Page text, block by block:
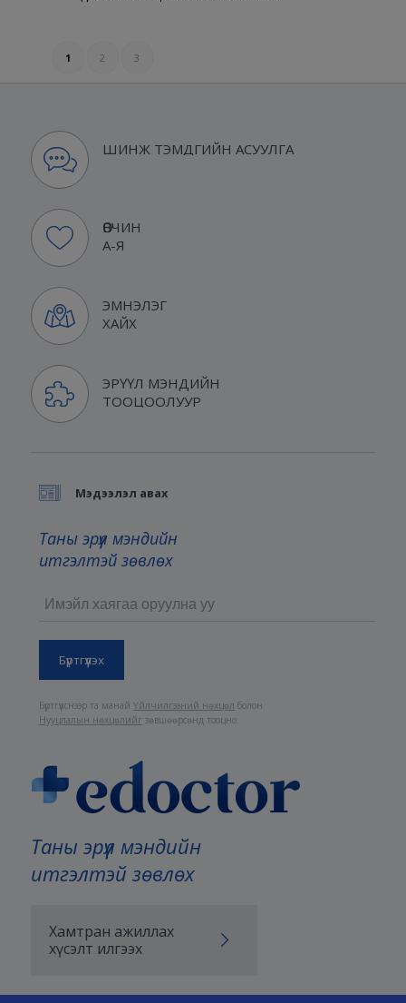
1 2 3
ШИНЖ ТЭМДГИЙН АСУУЛГА
ӨВЧИН
А-Я
ЭМНЭЛЭГ
ХАЙХ
ЭРҮҮЛ МЭНДИЙН
ТООЦООЛУУР
Таны эрүүл мэндийн
итгэлтэй зөвлөх
Хамтран ажиллах
хүсэлт илгээх
Мэдээлэл авах
Таны эрүүл мэндийн
итгэлтэй зөвлөх
Бүртгүүлснээр та манайҮйлчилгээний нөхцөл болон
Нууцлалын нөхцөлийг зөвшөөрсөнд тооцно.